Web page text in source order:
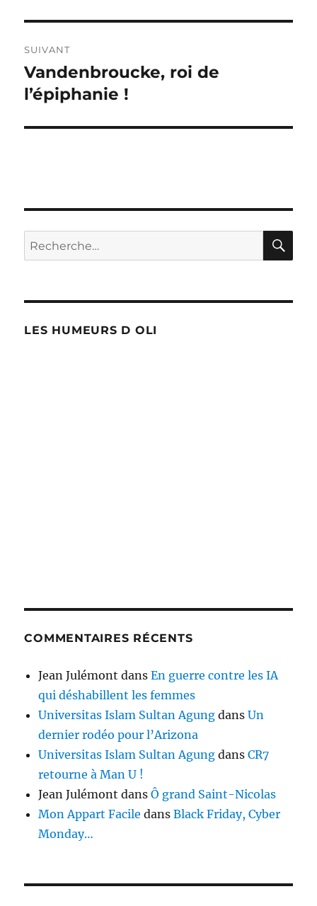
SUIVANT
Publication
suivante :
Vandenbroucke, roi de
l’épiphanie !
Recherche
pour :
LES HUMEURS D OLI
COMMENTAIRES RÉCENTS
Jean Julémont dansEn guerre contre les IA
qui déshabillent les femmes
Universitas Islam Sultan Agung dansUn
dernier rodéo pour l’Arizona
Universitas Islam Sultan Agung dansCR7
retourne à Man U !
Jean Julémont dansÔ grand Saint-Nicolas
Mon Appart Facile dansBlack Friday, Cyber
Monday…